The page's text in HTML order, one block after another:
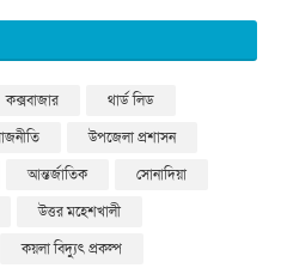
কক্সবাজার
থার্ড লিড
উপজেলা প্রশাসন
আন্তর্জাতিক
সোনাদিয়া
উত্তর মহেশখালী
কয়লা বিদ্যুৎ প্রকল্প